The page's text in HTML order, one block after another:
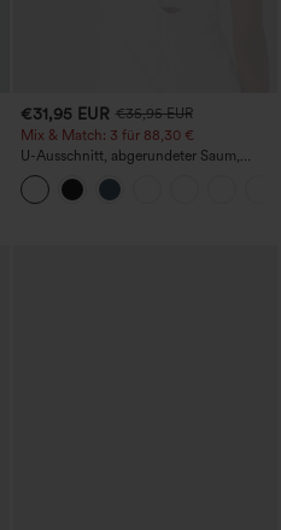
+1
€31,95 EUR €35,95 EUR
Mix & Match: 3 für 88,30 €
U-Ausschnitt, abgerundeter Saum,
InstantCool Yoga-Trägertop – UPF50+